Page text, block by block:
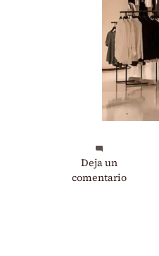
Deja un
comentario
en
Zara